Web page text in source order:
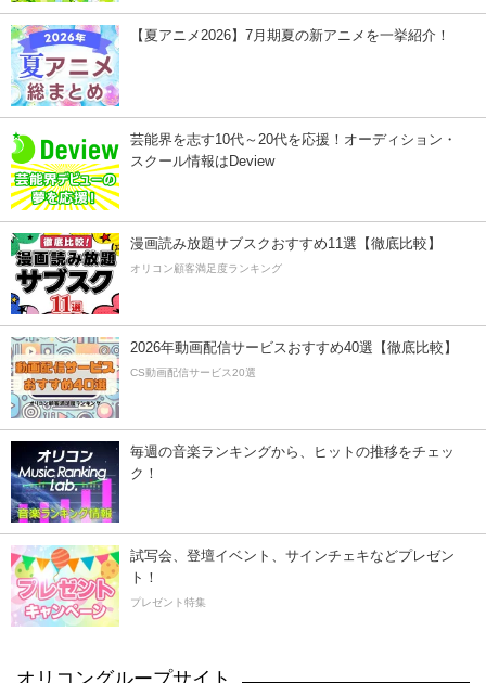
【夏アニメ2026】7月期夏の新アニメを一挙紹介！
芸能界を志す10代～20代を応援！オーディション・
スクール情報はDeview
漫画読み放題サブスクおすすめ11選【徹底比較】
オリコン顧客満足度ランキング
2026年動画配信サービスおすすめ40選【徹底比較】
CS動画配信サービス20選
毎週の音楽ランキングから、ヒットの推移をチェッ
ク！
試写会、登壇イベント、サインチェキなどプレゼン
ト！
プレゼント特集
オリコングループサイト